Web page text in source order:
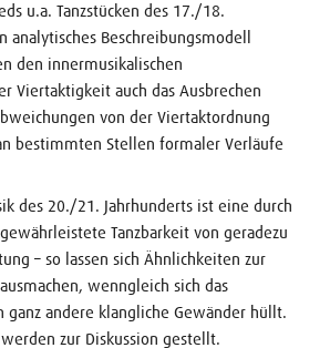
u.a. Tanzstücken des 17./18.
analytisches Beschreibungsmodell
den innermusikalischen
Viertaktigkeit auch das Ausbrechen
von der Viertaktordnung
bestimmten Stellen formaler Verläufe
des 20./21. Jahrhunderts ist eine durch
Tanzbarkeit von geradezu
– so lassen sich Ähnlichkeiten zur
wenngleich sich das
ganz andere klangliche Gewänder hüllt.
zur Diskussion gestellt.